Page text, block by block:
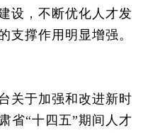
设，不断优化人才发
支撑作用明显增强。
关于加强和改进新时
省“十四五”期间人才